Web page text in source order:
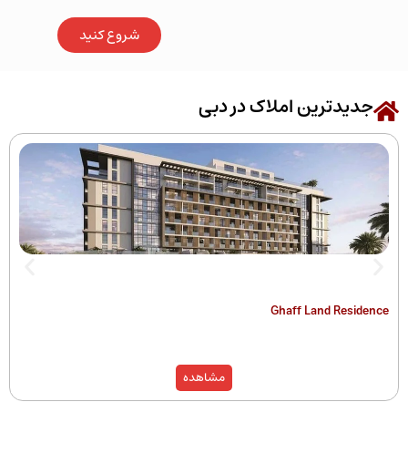
شروع کنید
املاک در دبی
Ghaff